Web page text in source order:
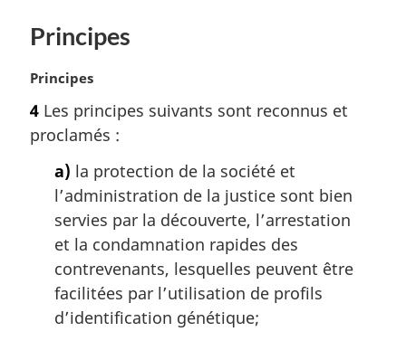
a
e
r
l
r
é
Principes
N
t
e
Principes
4 Les principes suivants sont reconnus et
proclamés :
a) la protection de la société et
l’administration de la justice sont bien
servies par la découverte, l’arrestation
et la condamnation rapides des
contrevenants, lesquelles peuvent être
facilitées par l’utilisation de profils
d’identification génétique;